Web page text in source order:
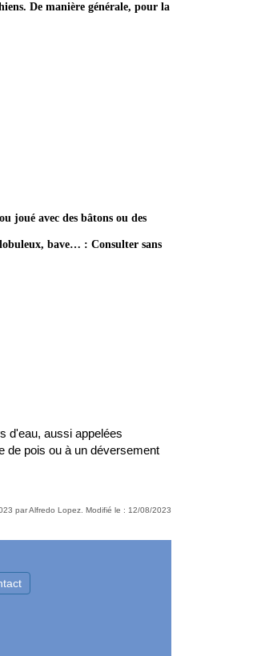
De manière générale, pour la
joué avec des bâtons ou des
bave… : Consulter sans
d'eau, aussi appelées
de pois ou à un déversement
par Alfredo Lopez. Modifié le : 12/08/2023